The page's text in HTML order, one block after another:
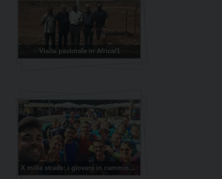
Visita pastorale in Africa/1
X mille strade: i giovani in cammino verso Roma